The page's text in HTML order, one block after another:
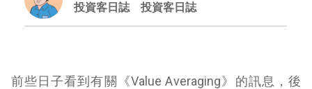
投資客日誌 投資客日誌
前些日子看到有關《Value Averaging》的訊息，後